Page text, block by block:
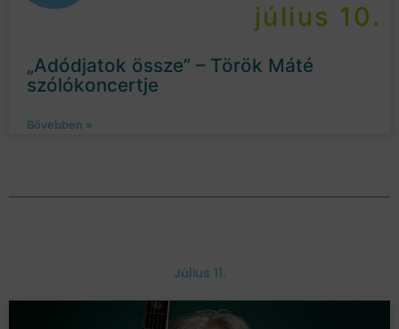
július 10.
„Adódjatok össze” – Török Máté
szólókoncertje
Bővebben »
Július 11.